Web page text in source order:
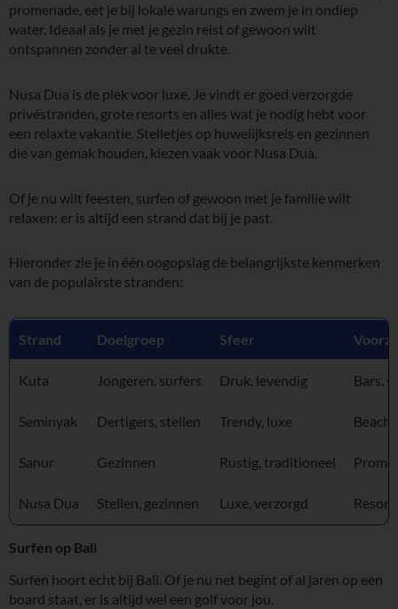
promenade, eet je bij lokale warungs en zwem je in ondiep
water. Ideaal als je met je gezin reist of gewoon wilt
ontspannen zonder al te veel drukte.
Nusa Dua is de plek voor luxe. Je vindt er goed verzorgde
privéstranden, grote resorts en alles wat je nodig hebt voor
een relaxte vakantie. Stelletjes op huwelijksreis en gezinnen
die van gemak houden, kiezen vaak voor Nusa Dua.
Of je nu wilt feesten, surfen of gewoon met je familie wilt
relaxen: er is altijd een strand dat bij je past.
Hieronder zie je in één oogopslag de belangrijkste kenmerken
van de populairste stranden:
Strand Doelgroep Sfeer
Kuta Jongeren, surfers Druk, levendig Bars,
Seminyak Dertigers, stellen Trendy, luxe
Sanur Gezinnen Rustig, traditioneel
Nusa Dua Stellen, gezinnen Luxe, verzorgd
Surfen op Bali
Surfen hoort echt bij Bali. Of je nu net begint of al jaren op een
board staat, er is altijd wel een golf voor jou.